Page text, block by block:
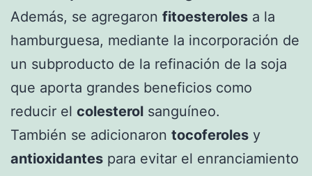
Además, se agregaron fitoesteroles a la
hamburguesa, mediante la incorporación de
un subproducto de la refinación de la soja
que aporta grandes beneficios como
reducir el colesterol sanguíneo.
También se adicionaron tocoferoles y
antioxidantes para evitar el enranciamiento